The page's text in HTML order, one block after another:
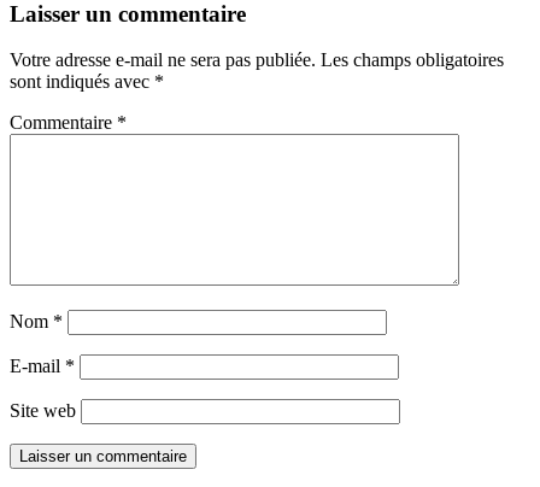
Laisser un commentaire
Votre adresse e-mail ne sera pas publiée. Les champs obligatoires
sont indiqués avec *
Commentaire *
Nom *
E-mail *
Site web